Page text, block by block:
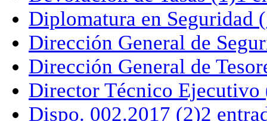
Diplomatura en Seguridad
Dirección General de
Dirección General de
Director Técnico Ejecutivo
Dispo. 002.2017 (2)2